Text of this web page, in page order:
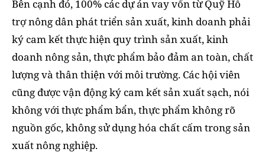
Bên cạnh đó, 100% các dự án vay vốn từ Quỹ Hỗ
trợ nông dân phát triển sản xuất, kinh doanh phải
ký cam kết thực hiện quy trình sản xuất, kinh
doanh nông sản, thực phẩm bảo đảm an toàn, chất
lượng và thân thiện với môi trường. Các hội viên
cũng được vận động ký cam kết sản xuất sạch, nói
không với thực phẩm bẩn, thực phẩm không rõ
nguồn gốc, không sử dụng hóa chất cấm trong sản
xuất nông nghiệp.